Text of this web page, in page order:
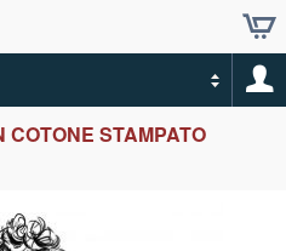
COTONE STAMPATO